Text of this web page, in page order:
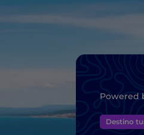
Powered
Destino